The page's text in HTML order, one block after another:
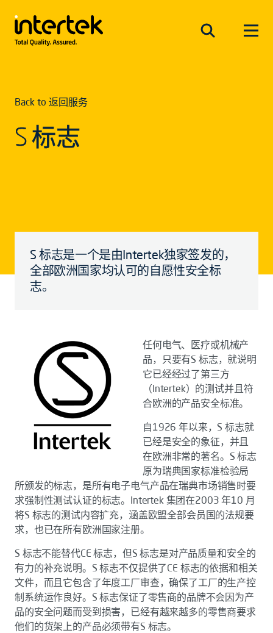
Back to 返回服务
S 标志
S 标志是一个是由Intertek独家签发的，
全部欧洲国家均认可的自愿性安全标
志。
任何电气、医疗或机械产
品，只要有S 标志，就说明
它已经经过了第三方
（Intertek）的测试并且符
合欧洲的产品安全标准。
自1926 年以来，S 标志就
已经是安全的象征，并且
在欧洲非常的著名。S 标志
原为瑞典国家标准检验局
所颁发的标志，是所有电子电气产品在瑞典市场销售时要
求强制性测试认证的标志。Intertek 集团在2003 年10 月
将S 标志的测试内容扩充，涵盖欧盟全部会员国的法规要
求，也已在所有欧洲国家注册。
S 标志不能替代CE 标志，但S 标志是对产品质量和安全的
有力的补充说明。S 标志不仅提供了CE 标志的依据和相关
文件，而且它包含了年度工厂审查，确保了工厂的生产控
制系统运作良好。S 标志保证了零售商的品牌不会因为产
品的安全问题而受到损害，已经有越来越多的零售商要求
他们的货架上的产品必须带有S 标志。